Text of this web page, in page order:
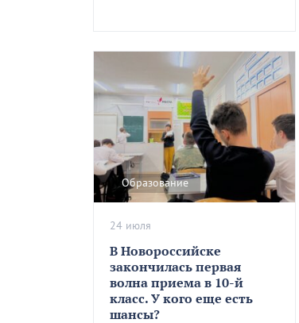
Образование
В Новороссийске
закончилась первая
волна приема в 10-й
класс. У кого еще есть
шансы?
24 июля